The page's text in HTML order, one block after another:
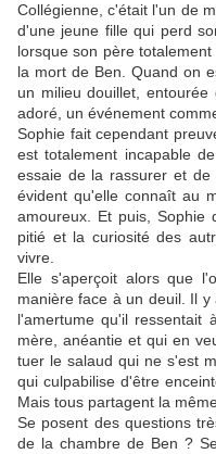
Collégienne, c'était l'un de
d'une jeune fille qui perd
lorsque son père
la mort de Ben. Quand on
un milieu douillet,
adoré, un événement
Sophie fait cependant
est totalement incapable
essaie de la rassurer et de
évident qu'elle connaît au
amoureux. Et puis, Sophie
pitié et la curiosité des
vivre.
Elle s'aperçoit alors que
manière face à un deuil. Il
l'amertume qu'il
mère, anéantie et qui en
tuer le salaud qui ne s'est
qui culpabilise d'être
Mais tous partagent la
Se posent des questions
de la chambre de Ben ?